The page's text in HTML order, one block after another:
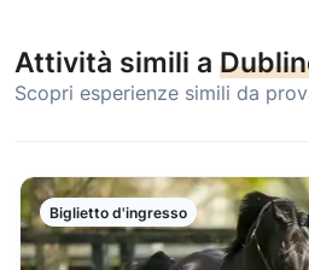
Attività simili a
Scopri esperienze simili da
Biglietto d'ingresso